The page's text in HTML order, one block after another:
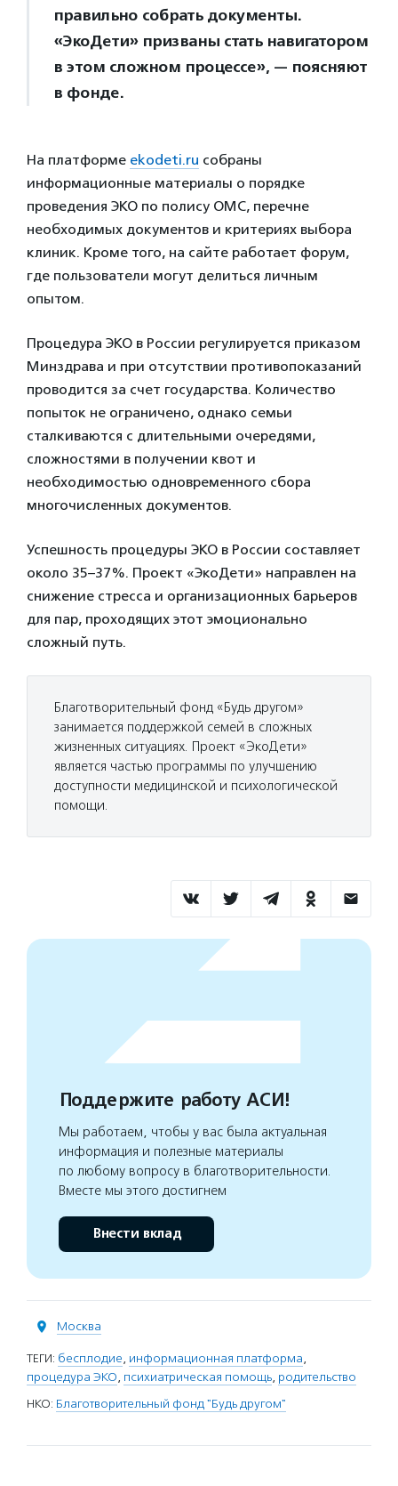
правильно собрать документы.
«ЭкоДети» призваны стать навигатором
в этом сложном процессе», — поясняют
в фонде.
На платформе ekodeti.ru собраны
информационные материалы о порядке
проведения ЭКО по полису ОМС, перечне
необходимых документов и критериях выбора
клиник. Кроме того, на сайте работает форум,
где пользователи могут делиться личным
опытом.
Процедура ЭКО в России регулируется приказом
Минздрава и при отсутствии противопоказаний
проводится за счет государства. Количество
попыток не ограничено, однако семьи
сталкиваются с длительными очередями,
сложностями в получении квот и
необходимостью одновременного сбора
многочисленных документов.
Успешность процедуры ЭКО в России составляет
около 35–37%. Проект «ЭкоДети» направлен на
снижение стресса и организационных барьеров
для пар, проходящих этот эмоционально
сложный путь.
Благотворительный фонд «Будь другом»
занимается поддержкой семей в сложных
жизненных ситуациях. Проект «ЭкоДети»
является частью программы по улучшению
доступности медицинской и психологической
помощи.
Поддержите работу АСИ!
Мы работаем, чтобы у вас была актуальная
информация и полезные материалы
по любому вопросу в благотворительности.
Вместе мы этого достигнем
Внести вклад
Москва
ТЕГИ: бесплодие, информационная платформа,
процедура ЭКО, психиатрическая помощь, родительство
НКО: Благотворительный фонд "Будь другом"